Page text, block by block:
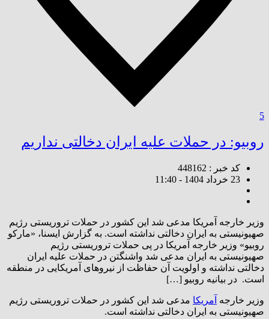
5
روبیو: در حملات علیه ایران دخالتی نداریم
کد خبر : 448162
23 خرداد 1404 - 11:40
وزیر خارجه آمریکا مدعی شد این کشور در حملات تروریستی رژیم
صهیونیستی به ایران دخالتی نداشته است. به گزارش ایسنا، «مارکو
روبیو» وزیر خارجه آمریکا در پی حملات تروریستی رژیم
صهیونیستی به ایران مدعی شد واشنگتن در حملات علیه ایران
دخالتی نداشته و اولویت آن حفاظت از نیروهای آمریکایی در منطقه
است. در بیانیه روبیو […]
وزیر خارجه آمریکا مدعی شد این کشور در حملات تروریستی رژیم
صهیونیستی به ایران دخالتی نداشته است.